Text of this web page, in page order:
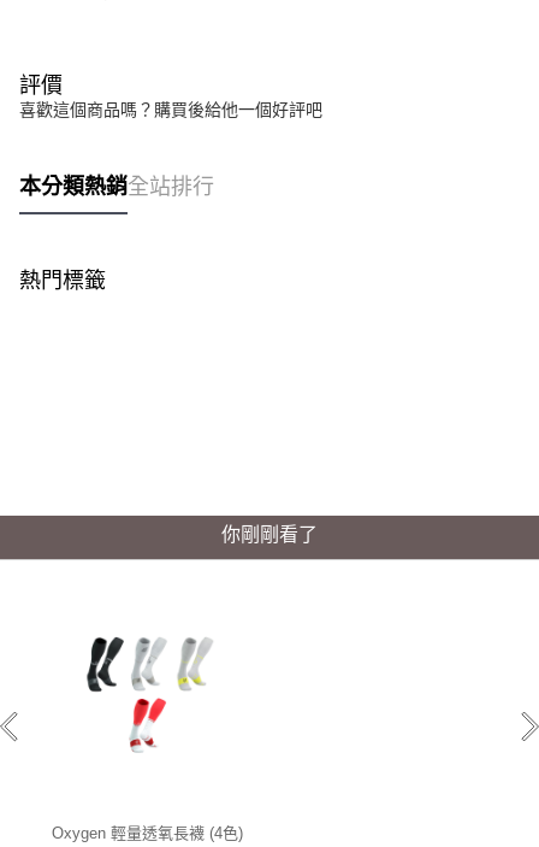
評價
喜歡這個商品嗎？購買後給他一個好評吧
本分類熱銷全站排行
熱門標籤
你剛剛看了
Oxygen 輕量透氧長襪 (4色)